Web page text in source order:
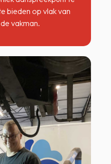
bieden op vlak van
vakman.